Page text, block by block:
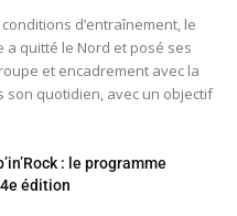
d’entraînement, le
quitté le Nord et posé ses
et encadrement avec la
son quotidien, avec un objectif
: le programme
édition